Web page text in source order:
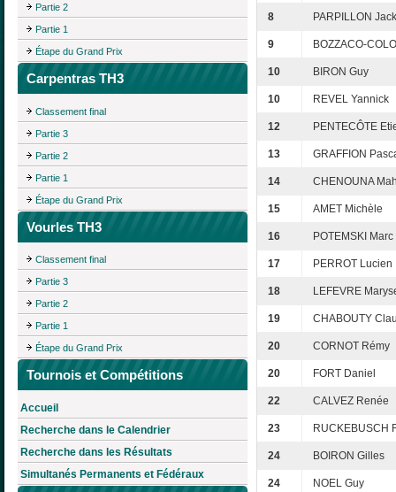
Partie 2
Partie 1
Étape du Grand Prix
Carpentras TH3
Classement final
Partie 3
Partie 2
Partie 1
Étape du Grand Prix
Vourles TH3
Classement final
Partie 3
Partie 2
Partie 1
Étape du Grand Prix
Tournois et Compétitions
Accueil
Recherche dans le Calendrier
Recherche dans les Résultats
Simultanés Permanents et Fédéraux
8 PARPILLON
9 BOZZACO-
10 BIRON Guy
10 REVEL Yannick
12 PENTECÔTE
13 GRAFFION
14 CHENOUNA
15 AMET Michèle
16 POTEMSKI Marc
17 PERROT Lucien
18 LEFEVRE
19 CHABOUTY
20 CORNOT Rémy
20 FORT Daniel
22 CALVEZ Renée
23 RUCKEBUSCH
24 BOIRON Gilles
24 NOEL Guy